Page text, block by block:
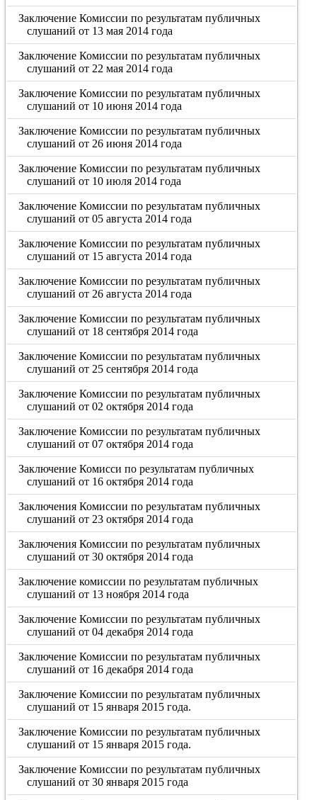
Заключение Комиссии по результатам публичных
слушаний от 13 мая 2014 года
Заключение Комиссии по результатам публичных
слушаний от 22 мая 2014 года
Заключение Комиссии по результатам публичных
слушаний от 10 июня 2014 года
Заключение Комиссии по результатам публичных
слушаний от 26 июня 2014 года
Заключение Комиссии по результатам публичных
слушаний от 10 июля 2014 года
Заключение Комиссии по результатам публичных
слушаний от 05 августа 2014 года
Заключение Комиссии по результатам публичных
слушаний от 15 августа 2014 года
Заключение Комиссии по результатам публичных
слушаний от 26 августа 2014 года
Заключение Комиссии по результатам публичных
слушаний от 18 сентября 2014 года
Заключение Комиссии по результатам публичных
слушаний от 25 сентября 2014 года
Заключение Комиссии по результатам публичных
слушаний от 02 октября 2014 года
Заключение Комиссии по результатам публичных
слушаний от 07 октября 2014 года
Заключение Комисси по результатам публичных
слушаний от 16 октября 2014 года
Заключения Комиссии по результатам публичных
слушаний от 23 октября 2014 года
Заключения Комиссии по результатам публичных
слушаний от 30 октября 2014 года
Заключение комиссии по результатам публичных
слушаний от 13 ноября 2014 года
Заключение Комиссии по результатам публичных
слушаний от 04 декабря 2014 года
Заключение Комиссии по результатам публичных
слушаний от 16 декабря 2014 года
Заключение Комиссии по результатам публичных
слушаний от 15 января 2015 года.
Заключение Комиссии по результатам публичных
слушаний от 15 января 2015 года.
Заключение Комиссии по результатам публичных
слушаний от 30 января 2015 года